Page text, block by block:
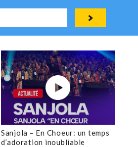
Sanjola – En Choeur: un temps
d’adoration inoubliable